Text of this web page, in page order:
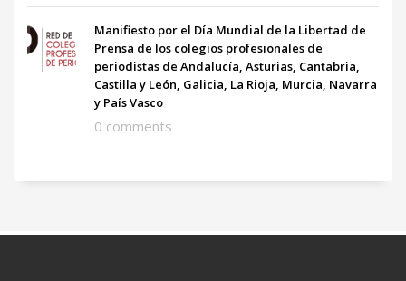
Manifiesto por el Día Mundial de la Libertad de
Prensa de los colegios profesionales de
periodistas de Andalucía, Asturias, Cantabria,
Castilla y León, Galicia, La Rioja, Murcia, Navarra
y País Vasco
0 comments